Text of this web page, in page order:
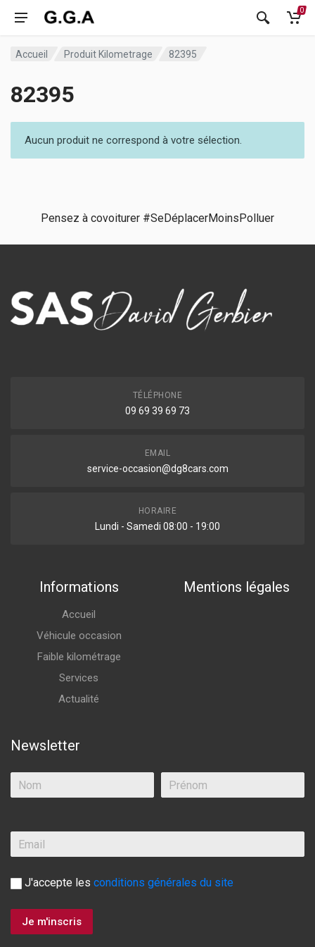
0
Accueil Produit Kilometrage 82395
82395
Aucun produit ne correspond à votre sélection.
Pensez à covoiturer #SeDéplacerMoinsPolluer
TÉLÉPHONE
09 69 39 69 73
EMAIL
service-occasion@dg8cars.com
HORAIRE
Lundi - Samedi 08:00 - 19:00
Informations
Accueil
Véhicule occasion
Faible kilométrage
Services
Actualité
Mentions légales
Newsletter
J'accepte les conditions générales du site